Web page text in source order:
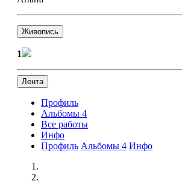
Живопись
1
Лента
Профиль
Альбомы 4
Все работы
Инфо
Профиль Альбомы 4 Инфо